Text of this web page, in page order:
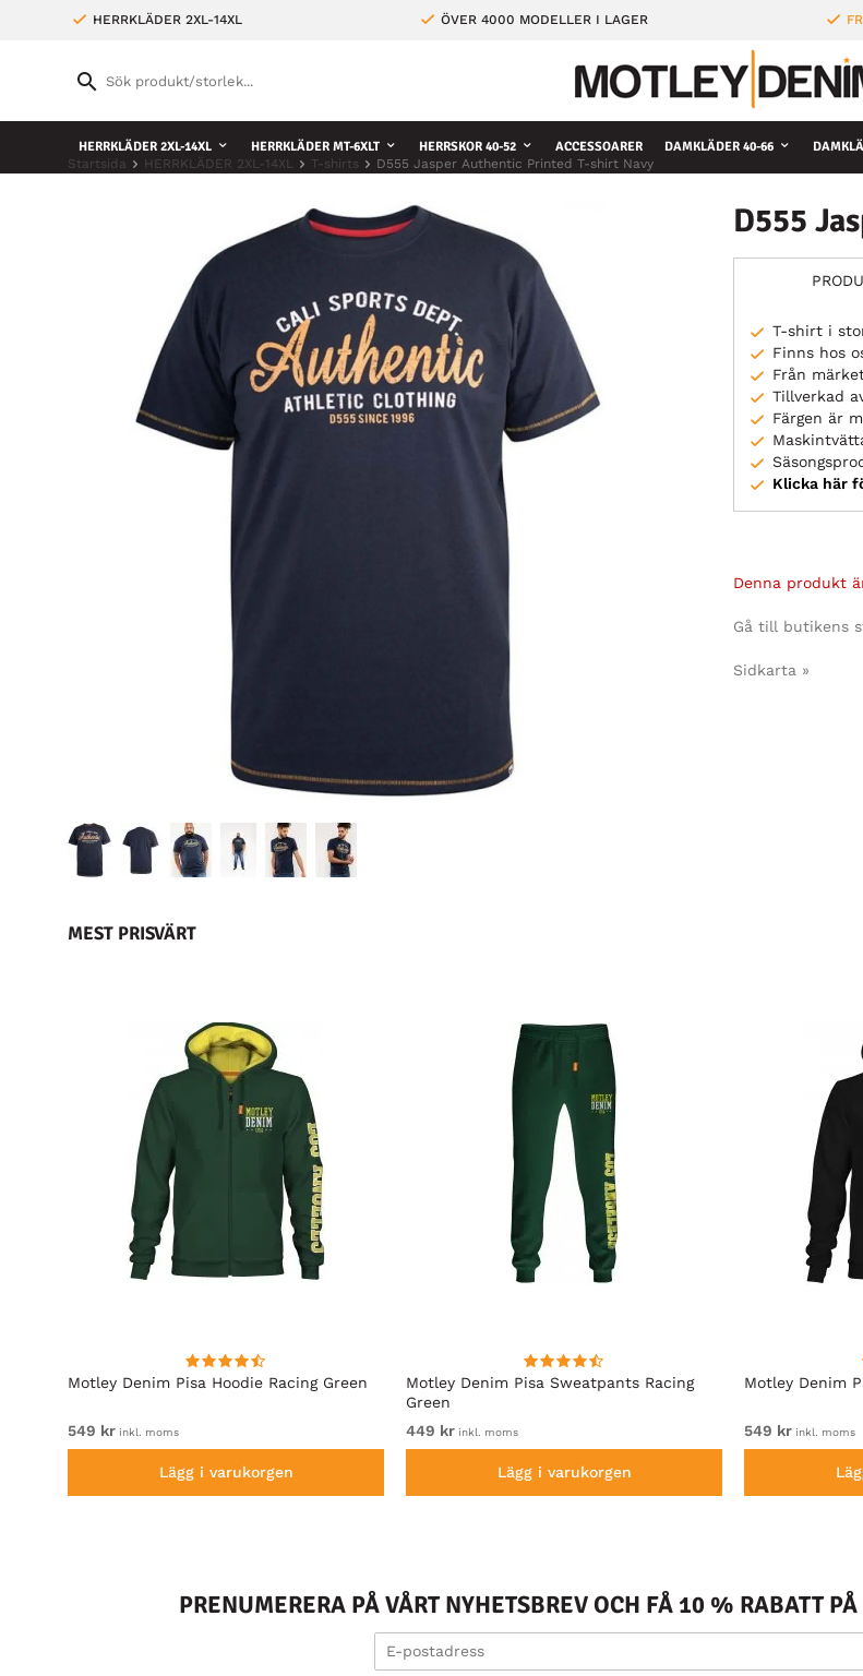
HERRKLÄDER 2XL-14XL ÖVER 4000 MODELLER I LAGER
HERRKLÄDER 2XL-14XL HERRKLÄDER MT-6XLT HERRSKOR 40-52 ACCESSOARER DAMKLÄDER 40-66
Startsida HERRKLÄDER 2XL-14XL T-shirts D555 Jasper Authentic Printed T-shirt Navy
D555
T-shirt i
Finns hos
Från
Tillverkad
Färgen är
Klicka här
Denna produkt
Gå till butikens
Sidkarta »
MEST PRISVÄRT
Motley Denim Pisa Hoodie Racing Green
549 kr inkl. moms
Lägg i varukorgen
Motley Denim Pisa Sweatpants Racing
Green
449 kr inkl. moms
Lägg i varukorgen
Motley Denim
549 kr inkl. moms
PRENUMERERA PÅ VÅRT NYHETSBREV OCH FÅ 10 % RABATT